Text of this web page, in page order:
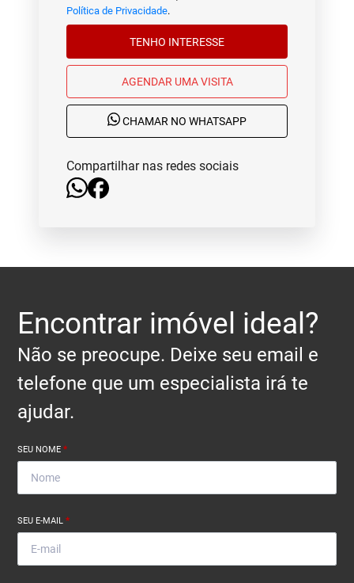
Política de Privacidade.
TENHO INTERESSE
AGENDAR UMA VISITA
CHAMAR NO WHATSAPP
Compartilhar nas redes sociais
Encontrar imóvel ideal?
Não se preocupe. Deixe seu email e
telefone que um especialista irá te
ajudar.
SEU NOME*
SEU E-MAIL*